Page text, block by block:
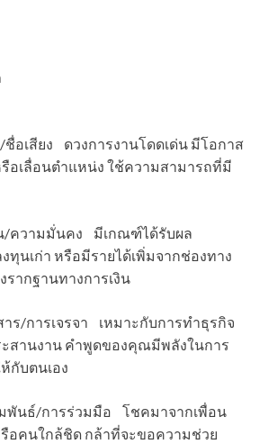
อเสียง ดวงการงานโดดเด่น มีโอกาส
อเลื่อนตำแหน่ง ใช้ความสามารถที่มี
/ความมั่นคง มีเกณฑ์ได้รับผล
ทุนเก่า หรือมีรายได้เพิ่มจากช่องทาง
รากฐานทางการเงิน
ร/การเจรจา เหมาะกับการทำธุรกิจ
ะสานงาน คำพูดของคุณมีพลังในการ
กับตนเอง
นธ์/การร่วมมือ โชคมาจากเพื่อน
อคนใกล้ชิด กล้าที่จะขอความช่วย